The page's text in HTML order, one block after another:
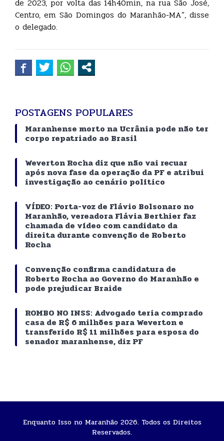
de 2023, por volta das 14h40min, na rua São José,
Centro, em São Domingos do Maranhão-MA”, disse
o delegado.
POSTAGENS POPULARES
Maranhense morto na Ucrânia pode não ter
corpo repatriado ao Brasil
Weverton Rocha diz que não vai recuar
após nova fase da operação da PF e atribui
investigação ao cenário político
VÍDEO: Porta-voz de Flávio Bolsonaro no
Maranhão, vereadora Flávia Berthier faz
chamada de vídeo com candidato da
direita durante convenção de Roberto
Rocha
Convenção confirma candidatura de
Roberto Rocha ao Governo do Maranhão e
pode prejudicar Braide
ROMBO NO INSS: Advogado teria comprado
casa de R$ 6 milhões para Weverton e
transferido R$ 11 milhões para esposa do
senador maranhense, diz PF
Enquanto Isso no Maranhão 2026. Todos os Direitos
Reservados.